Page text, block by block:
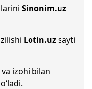
Sinonim.uz
Lotin.uzsayti
va izohi bilan